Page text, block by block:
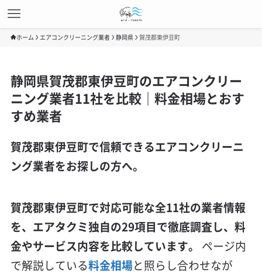
ホーム エアコンクリーニング業者 静岡県 賀茂郡東伊豆町
静岡県賀茂郡東伊豆町のエアコンクリー
ニング業者11社を比較｜料金相場とおす
すめ業者
賀茂郡東伊豆町で信頼できるエアコンクリーニ
ング業者をお探しの方へ。
賀茂郡東伊豆町で対応可能な全11社の業者情報
を、エアタクミ独自の29項目で徹底調査し、料
金やサービス内容を比較しています。
ページ内
で解説している料金相場と照らし合わせなが